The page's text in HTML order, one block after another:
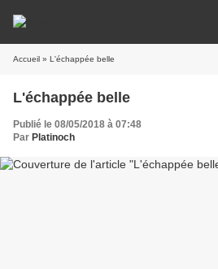
Accueil » L'échappée belle
L'échappée belle
Publié le 08/05/2018 à 07:48
Par Platinoch